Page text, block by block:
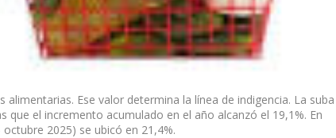
alimentarias. Ese valor determina la línea de indigencia. La suba
que el incremento acumulado en el año alcanzó el 19,1%. En
2025) se ubicó en 21,4%.